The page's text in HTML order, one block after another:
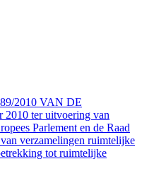
2010 VAN DE
ter uitvoering van
Parlement en de Raad
verzamelingen ruimtelijke
tot ruimtelijke